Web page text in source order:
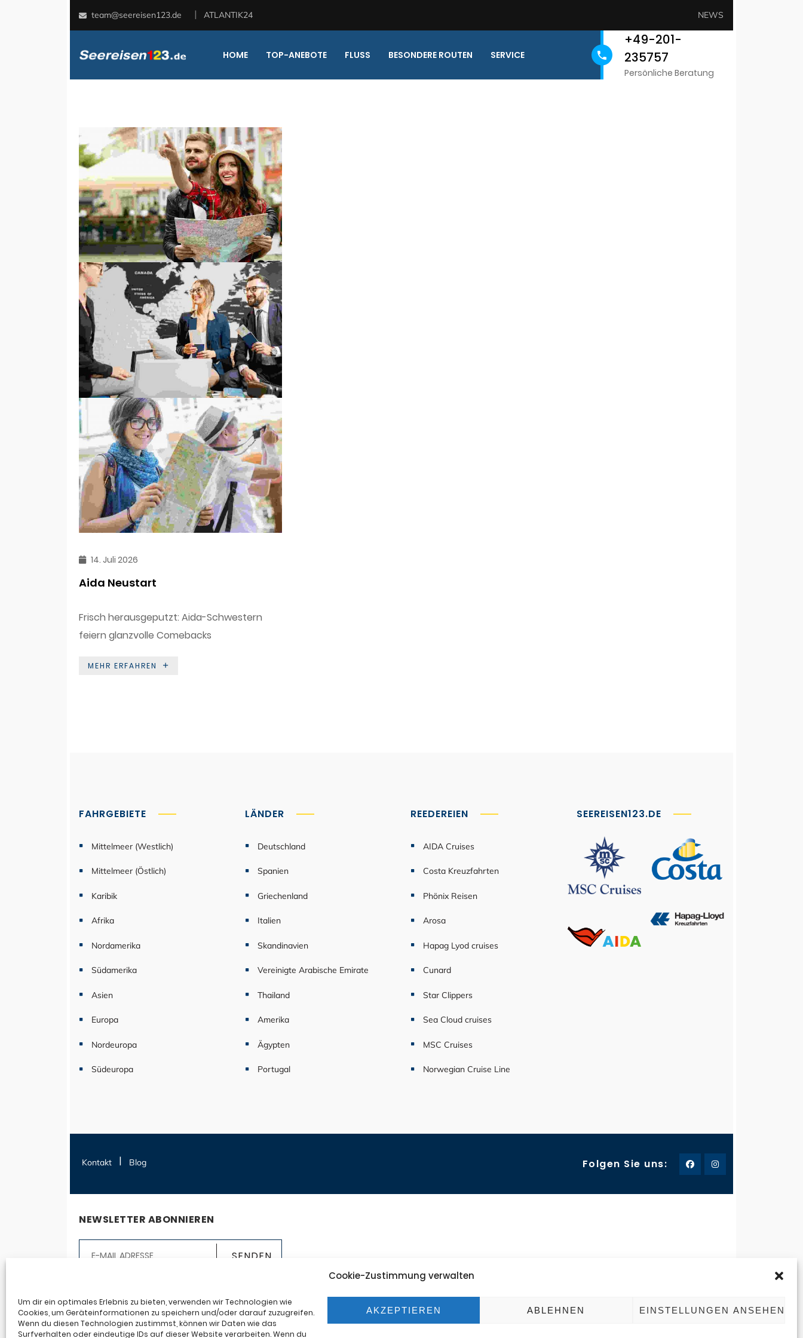
Cookie-Zustimmung verwalten
Um dir ein optimales Erlebnis zu bieten, verwenden wir Technologien wie
Cookies, um Geräteinformationen zu speichern und/oder darauf zuzugreifen.
Wenn du diesen Technologien zustimmst, können wir Daten wie das
Surfverhalten oder eindeutige IDs auf dieser Website verarbeiten. Wenn du
AKZEPTIEREN ABLEHNEN EINSTELLUNGEN ANSEHEN
team@seereisen123.de ATLANTIK24 NEWS
HOME TOP-ANEBOTE FLUSS BESONDERE ROUTEN SERVICE
+49-201-
235757
Persönliche Beratung
14. Juli 2026
Aida Neustart
Frisch herausgeputzt: Aida-Schwestern
feiern glanzvolle Comebacks
MEHR ERFAHREN
FAHRGEBIETE
Mittelmeer (Westlich)
Mittelmeer (Östlich)
Karibik
Afrika
Nordamerika
Südamerika
Asien
Europa
Nordeuropa
Südeuropa
LÄNDER
Deutschland
Spanien
Griechenland
Italien
Skandinavien
Vereinigte Arabische Emirate
Thailand
Amerika
Ägypten
Portugal
REEDEREIEN
AIDA Cruises
Costa Kreuzfahrten
Phönix Reisen
Arosa
Hapag Lyod cruises
Cunard
Star Clippers
Sea Cloud cruises
MSC Cruises
Norwegian Cruise Line
SEEREISEN123.DE
Kontakt Blog Folgen Sie uns:
NEWSLETTER ABONNIEREN
abonnieren. Ich erhalte auf mich abgestimmte
Infos an die angegebene E-Mail-Adresse auf
Basis meiner Anmeldedaten und meines